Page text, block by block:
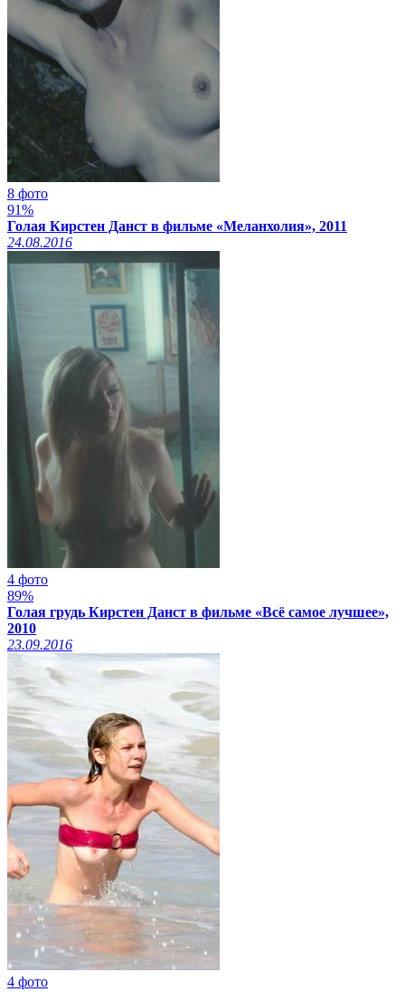
8 фото
91%
Голая Кирстен Данст в фильме «Меланхолия», 2011
24.08.2016
4 фото
89%
Голая грудь Кирстен Данст в фильме «Всё самое лучшее»,
2010
23.09.2016
4 фото